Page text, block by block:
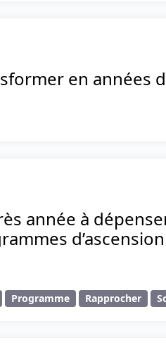
en années
année à
Programme Rapprocher